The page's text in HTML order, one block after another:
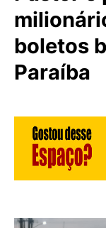
boletos
Paraíba